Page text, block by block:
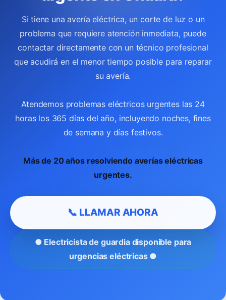
Si tiene una avería eléctrica, un corte de luz o un
problema que requiere atención inmediata, puede
contactar directamente con un técnico profesional
que acudirá en el menor tiempo posible para reparar
su avería.
Atendemos problemas eléctricos urgentes las 24
horas los 365 días del año, incluyendo noches, fines
de semana y días festivos.
Más de 20 años resolviendo averías eléctricas
urgentes.
📞 LLAMAR AHORA
● Electricista de guardia disponible para
urgencias eléctricas ●